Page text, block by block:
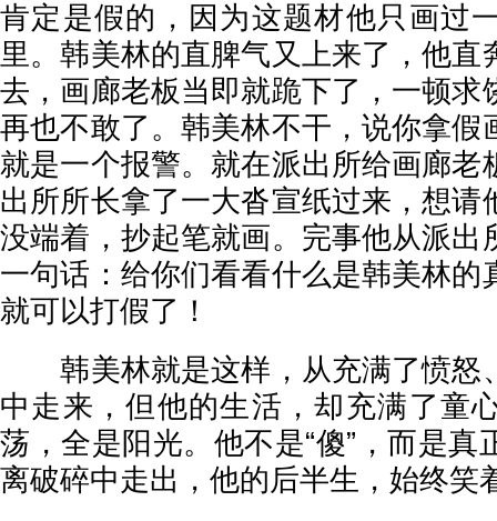
肯定是假的，因为这题材他只画过
里。韩美林的直脾气又上来了，他直
去，画廊老板当即就跪下了，一顿求
再也不敢了。韩美林不干，说你拿假
就是一个报警。就在派出所给画廊老
出所所长拿了一大沓宣纸过来，想请
没端着，抄起笔就画。完事他从派出
一句话：给你们看看什么是韩美林的
就可以打假了！
韩美林就是这样，从充满了愤怒
中走来，但他的生活，却充满了童
荡，全是阳光。他不是“傻”，而是真
离破碎中走出，他的后半生，始终笑